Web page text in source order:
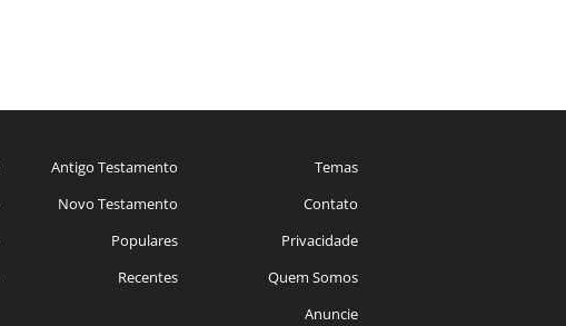
Antigo Testamento
Novo Testamento
Populares
Recentes
Temas
Contato
Privacidade
Quem Somos
Anuncie